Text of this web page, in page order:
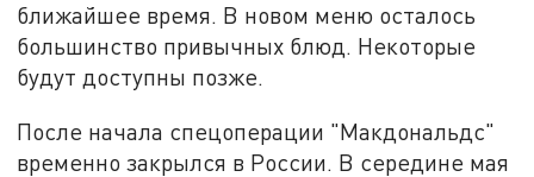
ближайшее время. В новом меню осталось
большинство привычных блюд. Некоторые
будут доступны позже.
После начала спецоперации "Макдональдс"
временно закрылся в России. В середине мая